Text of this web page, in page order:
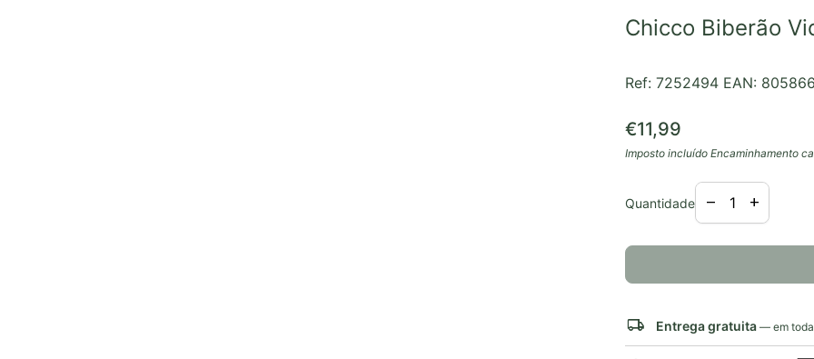
Chicco Biberão
Ref: 7252494 EAN:
Preço normal
€11,99
Imposto incluído Encaminhamento
Quantidade
Diminuir a
remove
Aumentar
add
local_shipping Entrega gratuita — em